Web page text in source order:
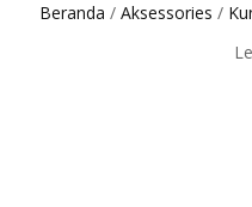
Beranda / Aksessories /